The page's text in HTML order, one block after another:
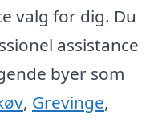
valg for dig. Du
assistance
byer som
, Grevinge,